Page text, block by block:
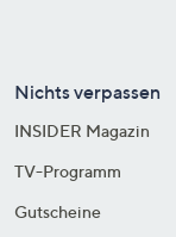
Nichts verpassen
INSIDER Magazin
TV-Programm
Gutscheine